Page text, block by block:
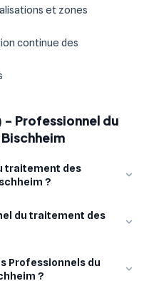
et zones
continue des
- Professionnel du
traitement des
?
du traitement des
Professionnels du
?